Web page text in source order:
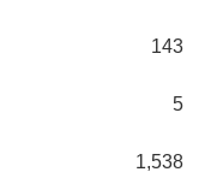
143
5
1,538